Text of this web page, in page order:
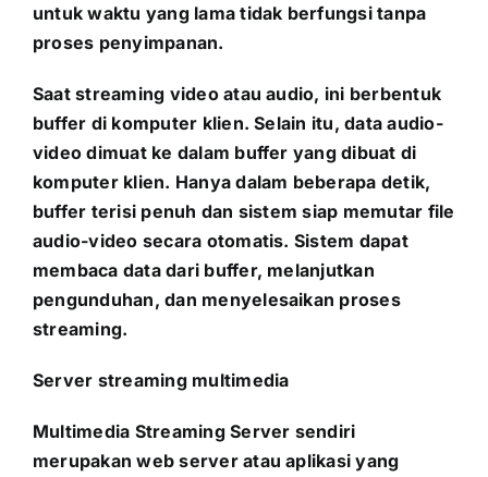
untuk waktu yang lama tidak berfungsi tanpa
proses penyimpanan.
Saat streaming video atau audio, ini berbentuk
buffer di komputer klien. Selain itu, data audio-
video dimuat ke dalam buffer yang dibuat di
komputer klien. Hanya dalam beberapa detik,
buffer terisi penuh dan sistem siap memutar file
audio-video secara otomatis. Sistem dapat
membaca data dari buffer, melanjutkan
pengunduhan, dan menyelesaikan proses
streaming.
Server streaming multimedia
Multimedia Streaming Server sendiri
merupakan web server atau aplikasi yang